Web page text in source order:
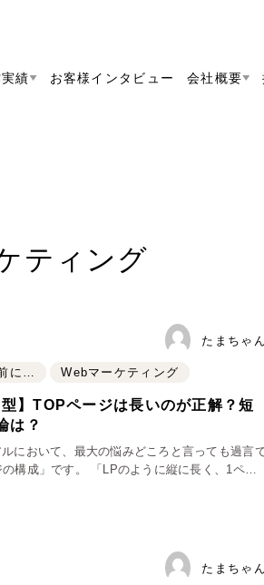
イト制
ブランドサイト制作
ェクト ／マーケティング代行
セス獲得、反響獲得などの"Webマーケティン
績
求人・採用サイト
ポータルサイト・メディ
キャンペーン・プロモー
ブランディング（ロゴ
その他 （1件）
お客様インタビュー 会社概要
メディア掲載・取材依頼
採用情報
お役立ち資料
リーピーブログ
Webデザイン・Webマーケティン
リーピーの取り組みに関するお知
代表ブログ
過去に配信したメールマガジンの
採用サイト制作
ECサイト制作
ブランドサイト
オプションサ
制作実績
ティング
たまちゃん
に… Webマーケティング
】TOPページは長いのが正解？短
は？
において、最大の悩みどころと言っても過言
のように縦に長く、1ペー
たまちゃん